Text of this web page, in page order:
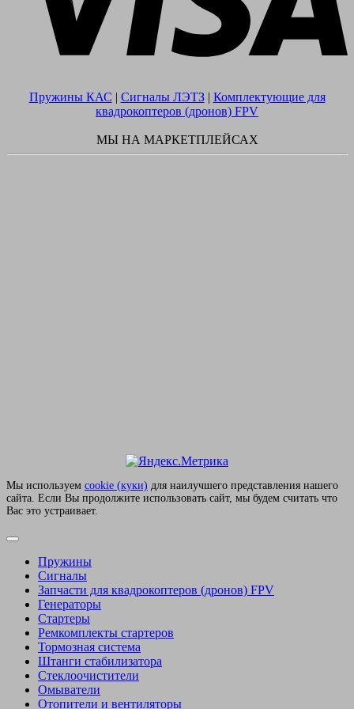
Пружины КАС | Сигналы ЛЭТЗ| Комплектующие для
квадрокоптеров (дронов) FPV
МЫ НА МАРКЕТПЛЕЙСАХ
Мы используем сookie (куки) для наилучшего представления нашего
сайта. Если Вы продолжите использовать сайт, мы будем считать что
Вас это устраивает.
Пружины
Сигналы
Запчасти для квадрокоптеров (дронов) FPV
Генераторы
Стартеры
Ремкомплекты стартеров
Тормозная система
Штанги стабилизатора
Стеклоочистители
Омыватели
Отопители и вентиляторы